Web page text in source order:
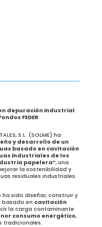
depuración industrial
FEDER
S.L. (SOLME) ha
y desarrollo de un
basado en cavitación
industriales de los
papelera”, una
la sostenibilidad y
residuales industriales.
sido diseñar, construir y
basado en cavitación
la carga contaminante
consumo energético,
tradicionales.